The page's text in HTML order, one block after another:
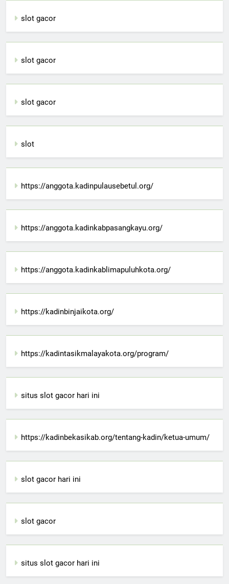
slot gacor
slot gacor
slot gacor
slot
https://anggota.kadinpulausebetul.org/
https://anggota.kadinkabpasangkayu.org/
https://anggota.kadinkablimapuluhkota.org/
https://kadinbinjaikota.org/
https://kadintasikmalayakota.org/program/
situs slot gacor hari ini
https://kadinbekasikab.org/tentang-kadin/ketua-umum/
slot gacor hari ini
slot gacor
situs slot gacor hari ini